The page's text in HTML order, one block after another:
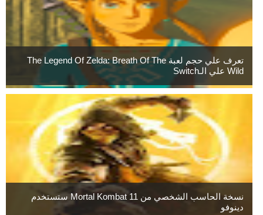
تعرف علي حجم لعبة The Legend Of Zelda: Breath Of The
Wild علي الـSwitch
نسخة الحاسب الشخصي من Mortal Kombat 11 ستستخدم
دينوفو